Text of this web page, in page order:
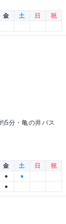
金 土 日
祝
5分・亀の井バス
金 土 日
祝
●
●
●